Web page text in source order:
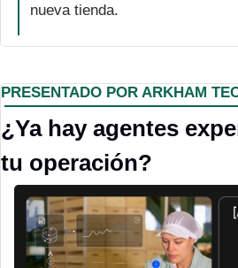
nueva tienda.
PRESENTADO POR ARKHAM
¿Ya hay agentes
tu operación?